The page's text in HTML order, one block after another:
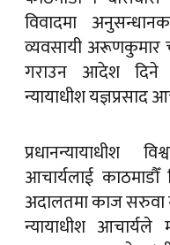
विवादमा
व्यवसायी अरूणकुमार
गराउन आदेश दिने
न्यायाधीश
प्रधानन्यायाधीश
आचार्यलाई
अदालतमा काज सरुवा
न्यायाधीश आचार्यले